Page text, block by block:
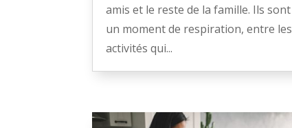
amis et le reste de la famille. Ils sont
un moment de respiration, entre les
activités qui...